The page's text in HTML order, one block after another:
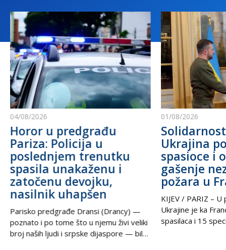
04/08/2026
Horor u predgrađu
Pariza: Policija u
poslednjem trenutku
spasila unakaženu i
zatočenu devojku,
nasilnik uhapšen
Parisko predgrađe Dransi (Drancy) —
poznato i po tome što u njemu živi veliki
broj naših ljudi i srpske dijaspore — bilo
01/08/2026
Ukrajina
spasioce i
gašenje
požara u
KIJEV / PARIZ –
Ukrajine je ka
spasilaca i 15